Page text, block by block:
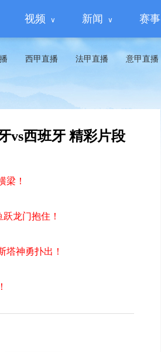
视频 新闻 赛事
西甲直播 法甲直播 意甲直播
vs西班牙 精彩片段
梁！
龙门抱住！
塔神勇扑出！